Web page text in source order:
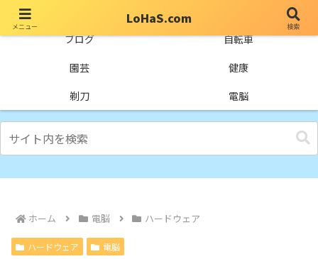
ブログ
自転車
園芸
健康
剃刀
電脳
ホーム 電脳 ハードウェア
ハードウェア 電脳
メニュー
LoHaS.com
検索